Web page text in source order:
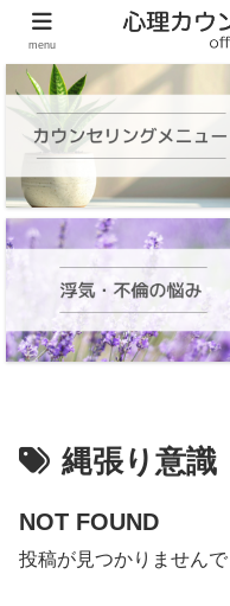
頑張る大人の女性の
縄張り意識
NOT FOUND
投稿が見つかりませんで
menu